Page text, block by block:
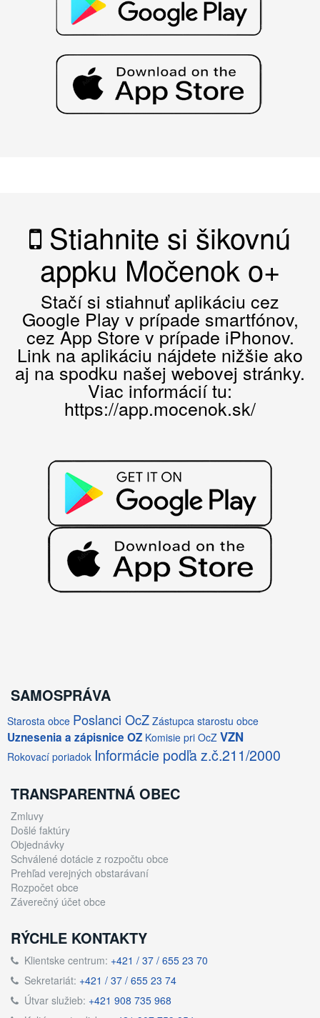
Stiahnite si šikovnú
appku Močenok o+
Stačí si stiahnuť aplikáciu cez
Google Play v prípade smartfónov,
cez App Store v prípade iPhonov.
Link na aplikáciu nájdete nižšie ako
aj na spodku našej webovej stránky.
Viac informácií tu:
https://app.mocenok.sk/
SAMOSPRÁVA
Starosta obce Poslanci OcZ Zástupca starostu obce
Uznesenia a zápisnice OZ Komisie pri OcZ VZN
Rokovací poriadok Informácie podľa z.č.211/2000
TRANSPARENTNÁ OBEC
Zmluvy
Došlé faktúry
Objednávky
Schválené dotácie z rozpočtu obce
Prehľad verejných obstarávaní
Rozpočet obce
Záverečný účet obce
RÝCHLE KONTAKTY
Klientske centrum: +421 / 37 / 655 23 70
Sekretariát: +421 / 37 / 655 23 74
Útvar služieb: +421 908 735 968